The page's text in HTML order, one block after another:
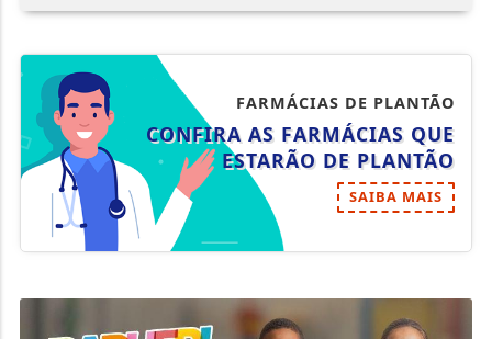
FARMÁCIAS DE PLANTÃO
CONFIRA AS FARMÁCIAS QUE
ESTARÃO DE PLANTÃO
SAIBA MAIS